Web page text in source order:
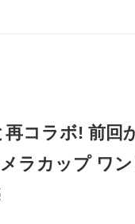
再コラボ! 前回
ラカップ ワ